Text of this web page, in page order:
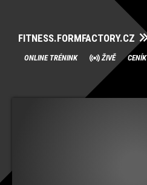
FITNESS.FORMFACTORY.CZ
Přeskočit
na
ONLINE TRÉNINK ŽIVĚ CENÍK